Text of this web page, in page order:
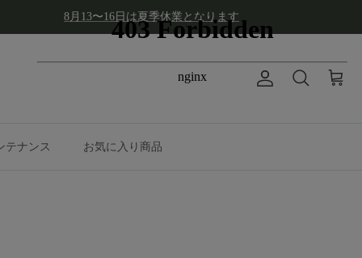
8月13〜16日は夏季休業となります
アカウント
検索 カート
テナンス お気に入り商品